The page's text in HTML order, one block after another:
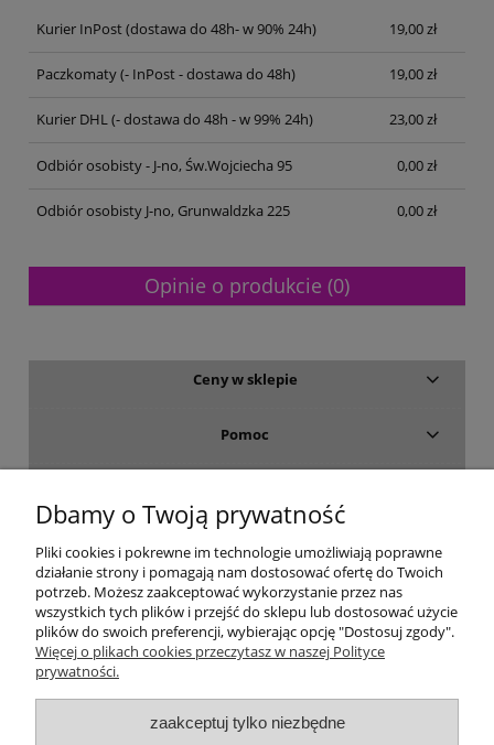
Kurier InPost(dostawa do 48h- w 90% 24h) 19,00 zł
Paczkomaty(- InPost - dostawa do 48h) 19,00 zł
Kurier DHL(- dostawa do 48h - w 99% 24h) 23,00 zł
Odbiór osobisty - J-no, Św.Wojciecha 95 0,00 zł
Odbiór osobisty J-no, Grunwaldzka 225 0,00 zł
Opinie o produkcie (0)
Ceny w sklepie
Pomoc
Moje konto
Gwarancja i zwroty
O firmie
Dbamy o Twoją prywatność
Pliki cookies i pokrewne im technologie umożliwiają poprawne
działanie strony i pomagają nam dostosować ofertę do Twoich
potrzeb. Możesz zaakceptować wykorzystanie przez nas
wszystkich tych plików i przejść do sklepu lub dostosować użycie
plików do swoich preferencji, wybierając opcję "Dostosuj zgody".
Więcej o plikach cookies przeczytasz w naszej Polityce
prywatności.
zaakceptuj tylko niezbędne